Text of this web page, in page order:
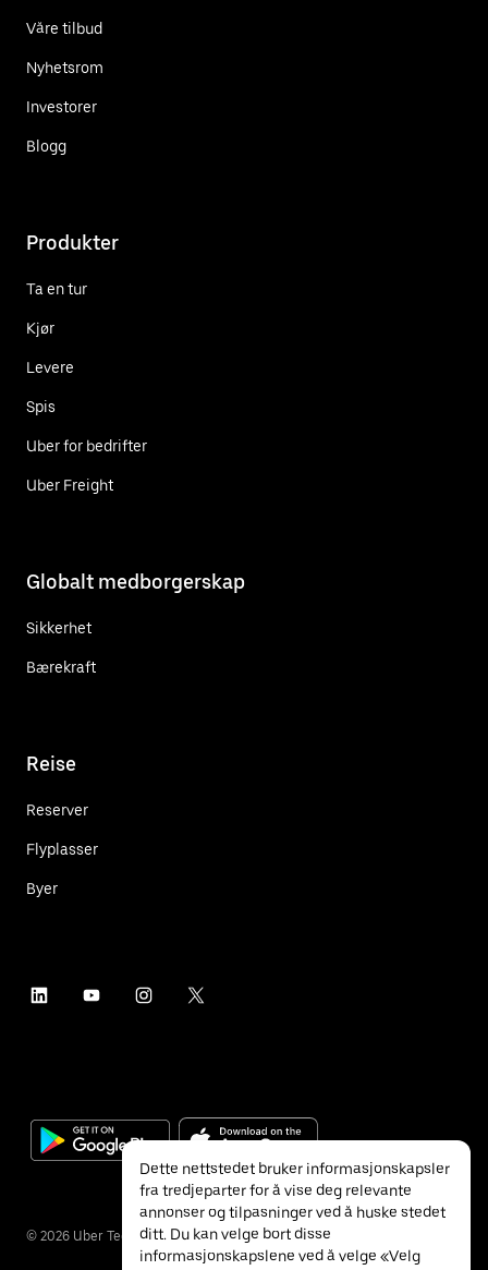
Våre tilbud
Nyhetsrom
Investorer
Blogg
Produkter
Ta en tur
Kjør
Levere
Spis
Uber for bedrifter
Uber Freight
Globalt medborgerskap
Sikkerhet
Bærekraft
Reise
Reserver
Flyplasser
Byer
© 2026 Uber Technologies Inc.
Dette nettstedet bruker informasjonskapsler
fra tredjeparter for å vise deg relevante
annonser og tilpasninger ved å huske stedet
ditt. Du kan velge bort disse
informasjonskapslene ved å velge «Velg